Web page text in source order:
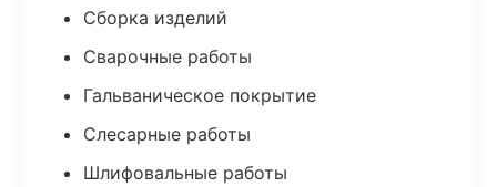
Сборка изделий
Сварочные работы
Гальваническое покрытие
Слесарные работы
Шлифовальные работы